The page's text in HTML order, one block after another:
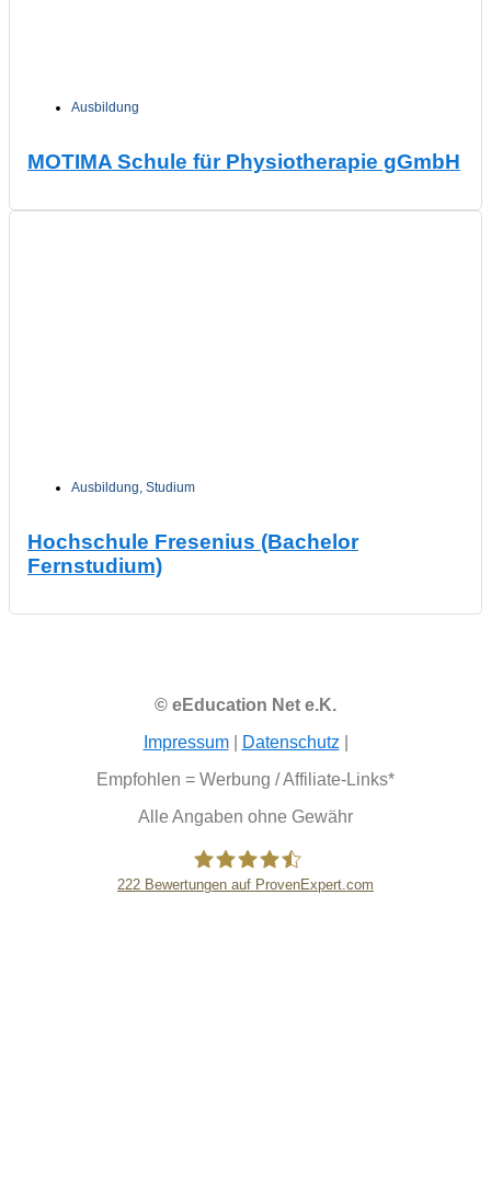
Ausbildung
MOTIMA Schule für Physiotherapie gGmbH
Ausbildung, Studium
Hochschule Fresenius (Bachelor
Fernstudium)
© eEducation Net e.K.
Impressum| Datenschutz
Empfohlen = Werbung / Affiliate-Links*
Alle Angaben ohne Gewähr
222 Bewertungen auf ProvenExpert.com